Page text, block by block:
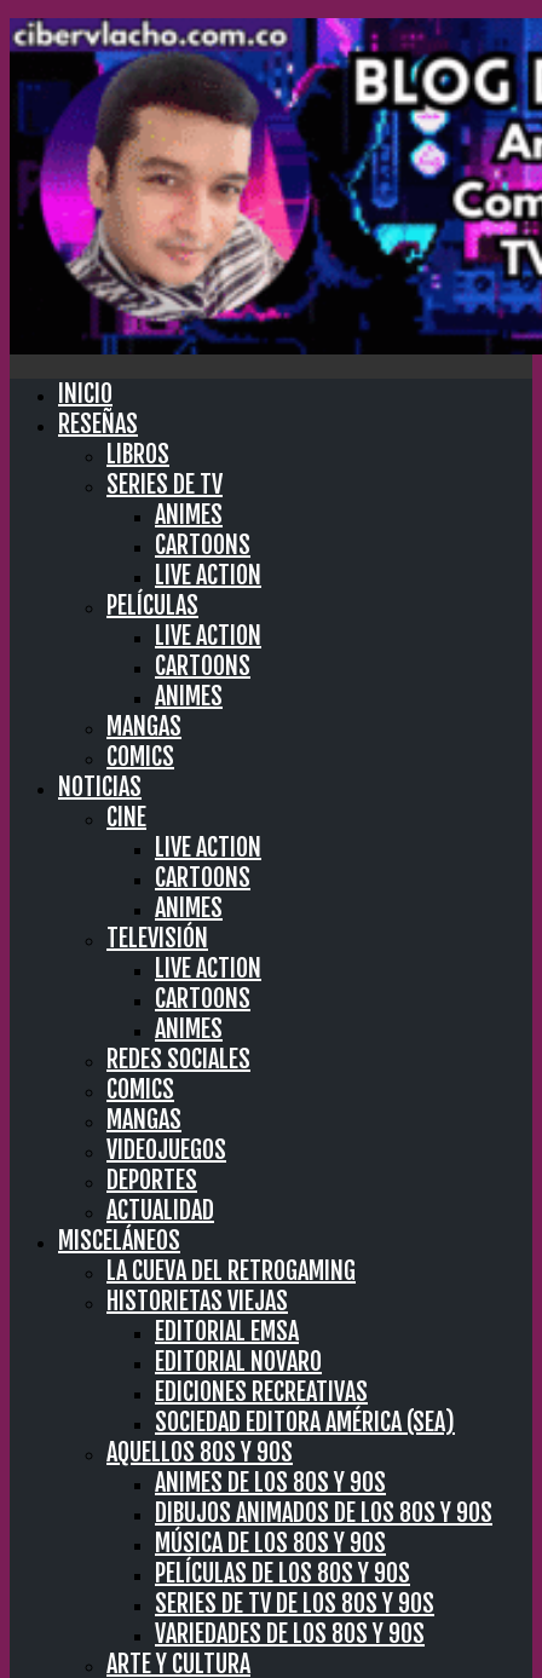
INICIO
RESEÑAS
LIBROS
SERIES DE TV
ANIMES
CARTOONS
LIVE ACTION
PELÍCULAS
LIVE ACTION
CARTOONS
ANIMES
MANGAS
COMICS
NOTICIAS
CINE
LIVE ACTION
CARTOONS
ANIMES
TELEVISIÓN
LIVE ACTION
CARTOONS
ANIMES
REDES SOCIALES
COMICS
MANGAS
VIDEOJUEGOS
DEPORTES
ACTUALIDAD
MISCELÁNEOS
LA CUEVA DEL RETROGAMING
HISTORIETAS VIEJAS
EDITORIAL EMSA
EDITORIAL NOVARO
EDICIONES RECREATIVAS
SOCIEDAD EDITORA AMÉRICA (SEA)
AQUELLOS 80S Y 90S
ANIMES DE LOS 80S Y 90S
DIBUJOS ANIMADOS DE LOS 80S Y 90S
MÚSICA DE LOS 80S Y 90S
PELÍCULAS DE LOS 80S Y 90S
SERIES DE TV DE LOS 80S Y 90S
VARIEDADES DE LOS 80S Y 90S
ARTE Y CULTURA